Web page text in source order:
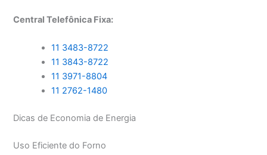
Central Telefônica Fixa:
11 3483-8722
11 3843-8722
11 3971-8804
11 2762-1480
Dicas de Economia de Energia
Uso Eficiente do Forno